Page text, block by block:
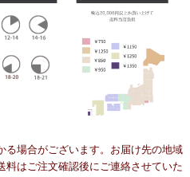
場合がございます。お届け先の地域
料はご注文確認後にご連絡させていた